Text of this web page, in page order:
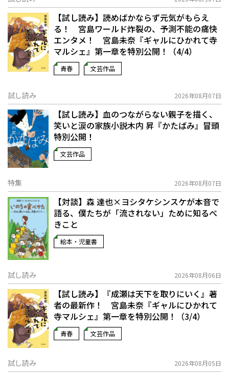
【試し読み】読めばかならず元気がもらえ
る！ 宮島ワールド炸裂の、予測不能の痛快
エンタメ！ 宮島未奈『ギャルにひかれて寺
マルシェ』第一章を特別公開！（4/4）
青春 文芸作品
試し読み 2026年08月07日
【試し読み】血のつながらない親子を描く、
笑いと涙の家族小説――木内 昇『かたばみ』冒頭
特別公開！
文芸作品
特集 2026年08月07日
【対談】森 達也×ヨシタケシンスケが本音で
語る、僕たちが「流されない」ために知るべ
きこと
絵本・児童書
試し読み 2026年08月06日
【試し読み】『成瀬は天下を取りにいく』著
者の最新作！ 宮島未奈『ギャルにひかれて
寺マルシェ』第一章を特別公開！（3/4）
青春 文芸作品
試し読み 2026年08月05日